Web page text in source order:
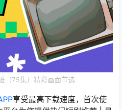
（75集）精彩画面节选
享受最高下载速度，首次使